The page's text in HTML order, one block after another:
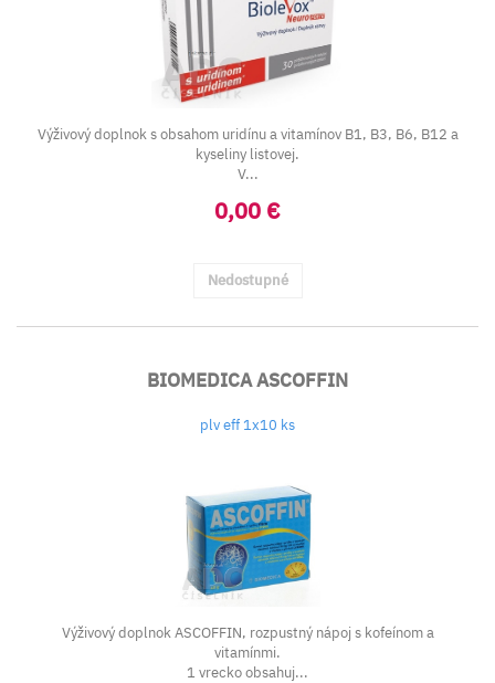
Výživový doplnok s obsahom uridínu a vitamínov B1, B3, B6, B12 a
kyseliny listovej.
V...
0,00 €
Nedostupné
BIOMEDICA ASCOFFIN
plv eff 1x10 ks
Výživový doplnok ASCOFFIN, rozpustný nápoj s kofeínom a
vitamínmi.
1 vrecko obsahuj...